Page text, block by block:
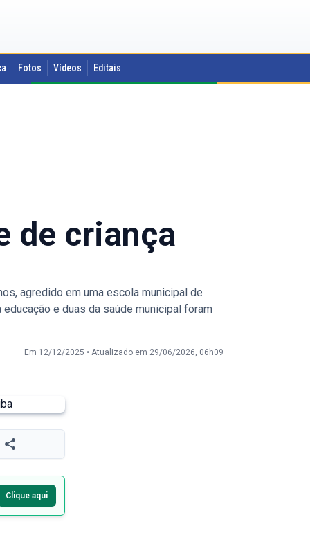
Fotos Vídeos Editais
de criança
agredido em uma escola municipal de
e duas da saúde municipal foram
Em 12/12/2025 • Atualizado em 29/06/2026, 06h09
Clique aqui